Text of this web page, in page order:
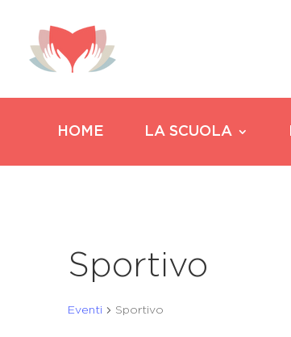
HOME LA SCUOLA
Sportivo
Eventi Sportivo